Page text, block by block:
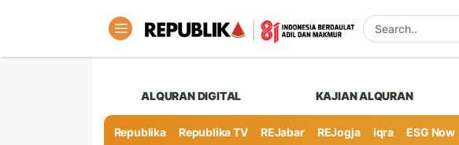
ALQURAN DIGITAL KAJIAN ALQURAN
Republika Republika TV REJabar REJogja iqra ESG Now